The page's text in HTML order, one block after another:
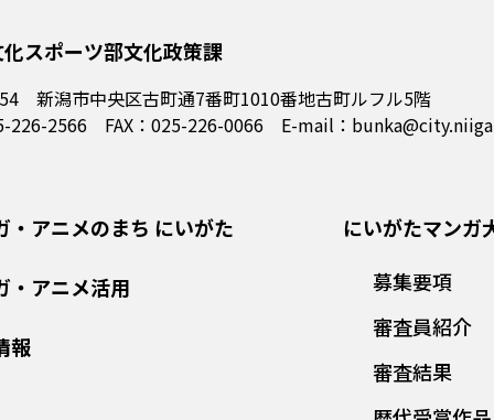
スポーツ部文化政策課
新潟市中央区古町通7番町1010番地古町ルフル5階
226-2566 FAX：025-226-0066 E-mail：
・アニメのまち にいがた
・アニメ活用
報
にいがたマンガ
募集要項
審査員紹介
審査結果